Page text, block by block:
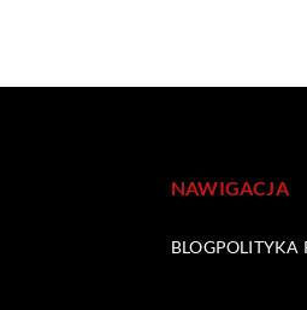
NAWIGACJA
BLOGPOLITYKA